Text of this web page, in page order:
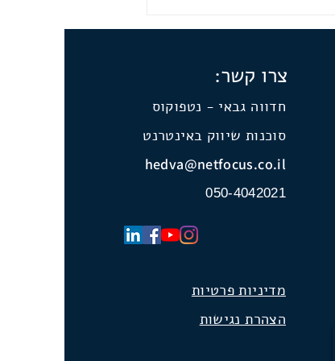
- ראיון ברדיו קול הגליל
טיפים.צרו קשר:
חדווה גבאי - נטפוקוס
סוכנות שיווק באינטרנט
hedva@netfocus.co.il
050-4042021
מדיניות פרטיות
הצהרת נגישות